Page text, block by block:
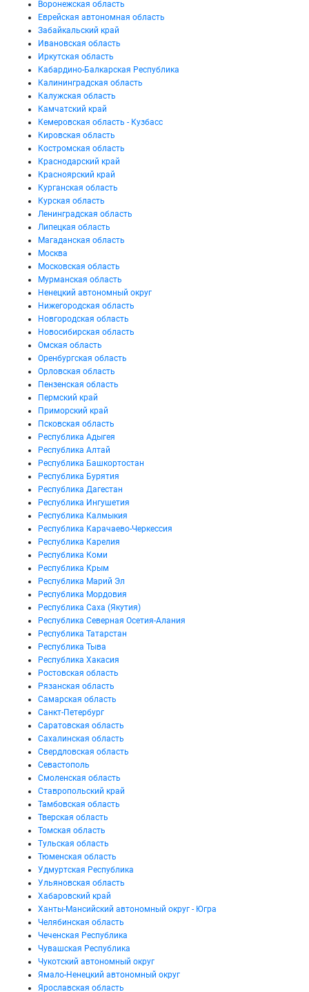
Воронежская область
Еврейская автономная область
Забайкальский край
Ивановская область
Иркутская область
Кабардино-Балкарская Республика
Калининградская область
Калужская область
Камчатский край
Кемеровская область - Кузбасс
Кировская область
Костромская область
Краснодарский край
Красноярский край
Курганская область
Курская область
Ленинградская область
Липецкая область
Магаданская область
Москва
Московская область
Мурманская область
Ненецкий автономный округ
Нижегородская область
Новгородская область
Новосибирская область
Омская область
Оренбургская область
Орловская область
Пензенская область
Пермский край
Приморский край
Псковская область
Республика Адыгея
Республика Алтай
Республика Башкортостан
Республика Бурятия
Республика Дагестан
Республика Ингушетия
Республика Калмыкия
Республика Карачаево-Черкессия
Республика Карелия
Республика Коми
Республика Крым
Республика Марий Эл
Республика Мордовия
Республика Саха (Якутия)
Республика Северная Осетия-Алания
Республика Татарстан
Республика Тыва
Республика Хакасия
Ростовская область
Рязанская область
Самарская область
Санкт-Петербург
Саратовская область
Сахалинская область
Свердловская область
Севастополь
Смоленская область
Ставропольский край
Тамбовская область
Тверская область
Томская область
Тульская область
Тюменская область
Удмуртская Республика
Ульяновская область
Хабаровский край
Ханты-Мансийский автономный округ - Югра
Челябинская область
Чеченская Республика
Чувашская Республика
Чукотский автономный округ
Ямало-Ненецкий автономный округ
Ярославская область